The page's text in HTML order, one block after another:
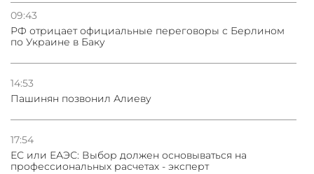
09:43
РФ отрицает официальные переговоры с Берлином
по Украине в Баку
14:53
Пашинян позвонил Алиеву
17:54
ЕС или ЕАЭС: Выбор должен основываться на
профессиональных расчетах - эксперт